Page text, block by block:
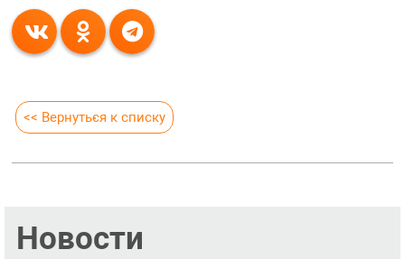
<< Вернуться к списку
Новости